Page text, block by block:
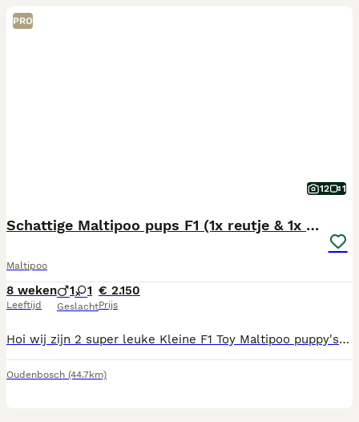
PRO
12 1
Schattige Maltipoo pups F1 (1x reutje & 1x teefje)
Maltipoo
8 weken
Leeftijd
1 1
Geslacht
€ 2.150
Prijs
Hoi wij zijn 2 super leuke Kleine F1 Toy Maltipoo puppy's Wij zijn de eerste week van Juni geboren en mogen dus binnenkort verhuizen. We blijven klein en schattig omdat: Moeder is een Maltezer met schofthoogte 25cm Vader is Toypoedel met schofthoogte 22cm De pups zijn in huis opgegroeid met verschillende kinderen dus super aanhankelijk, lief en speels. Als ze het nest verlaten krijgen ze een puppy pakket mee bestaande uit: brokjes die ze gewend zijn, dekentje met nestgeur en speeltje. Ze zijn bij ons thuis te bezichtigen op afspraak. Heeft u interesse neem dan contact op via de chat of bel op 06 49103549 Hopelijk tot snel
Oudenbosch (44.7km)